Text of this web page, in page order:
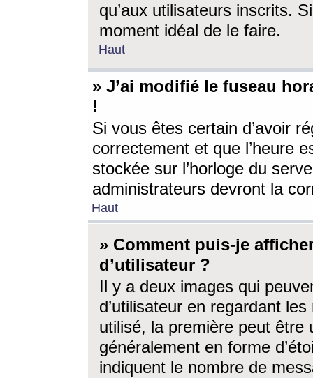
qu’aux utilisateurs inscrits.
moment idéal de le faire.
Haut
» J’ai modifié le fuseau
!
Si vous êtes certain d’avoir
correctement et que l’heure
stockée sur l’horloge du
administrateurs devront la
Haut
» Comment puis-je
d’utilisateur ?
Il y a deux images qui
d’utilisateur en regardant
utilisé, la première peut être
généralement en forme
indiquent le nombre de